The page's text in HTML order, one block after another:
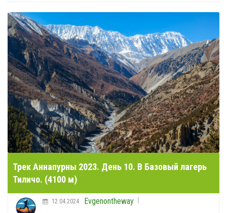
Трек Аннапурны 2023. День 10. В Базовый лагерь
Тиличо. (4100 м)
Evgenontheway
12.04.2024